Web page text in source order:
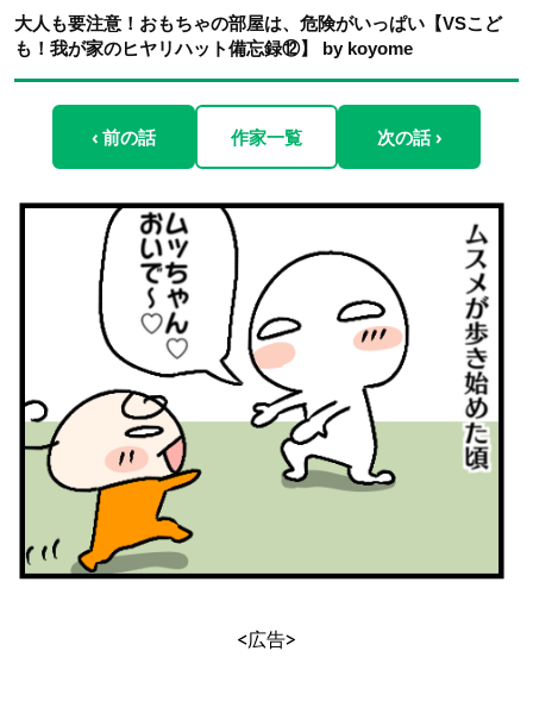
大人も要注意！おもちゃの部屋は、危険がいっぱい【VSこど
も！我が家のヒヤリハット備忘録⑫】 by koyome
‹ 前の話 作家一覧 次の話 ›
<広告>